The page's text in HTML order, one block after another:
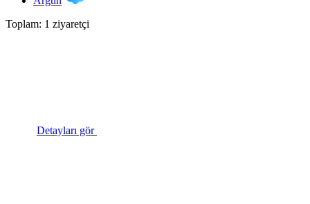
Toplam: 1 ziyaretçi
Detayları gör